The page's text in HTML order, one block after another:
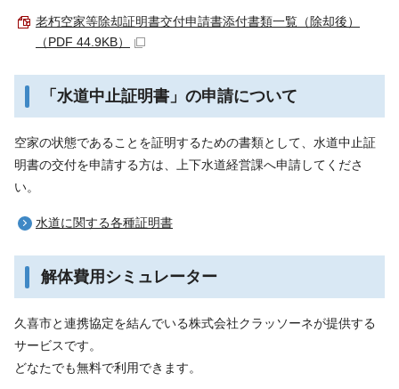
老朽空家等除却証明書交付申請書添付書類一覧（除却後）
（PDF 44.9KB）
「水道中止証明書」の申請について
空家の状態であることを証明するための書類として、水道中止証
明書の交付を申請する方は、上下水道経営課へ申請してくださ
い。
水道に関する各種証明書
解体費用シミュレーター
久喜市と連携協定を結んでいる株式会社クラッソーネが提供する
サービスです。
どなたでも無料で利用できます。